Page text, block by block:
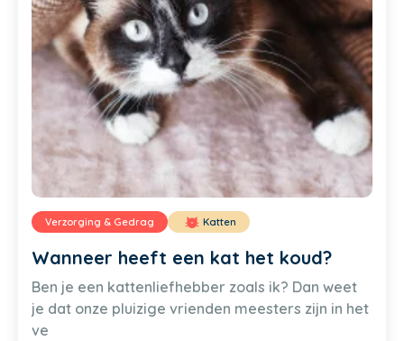
Verzorging & Gedrag Katten
Wanneer heeft een kat het koud?
Ben je een kattenliefhebber zoals ik? Dan weet
je dat onze pluizige vrienden meesters zijn in het
ve